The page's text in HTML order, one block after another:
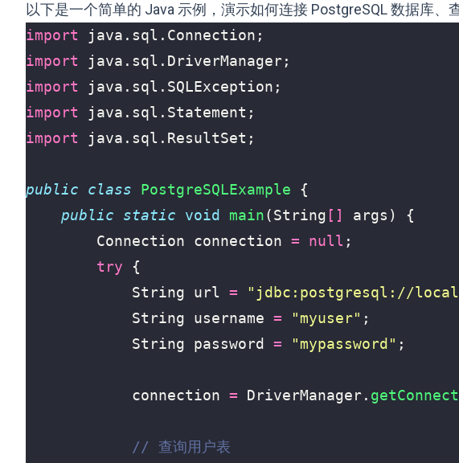
以下是一个简单的 Java 示例，演示如何连接 PostgreSQL 数据库、
import
java.sql.Connection ;
import
java.sql.DriverManager;
import
java.sql.SQLException ;
import
java.sql.Statement ;
import
java.sql.ResultSet ;
public class PostgreSQLExample
{
public
static void main(String [] args )
{
Connection
connection = null ;
try
{
String
url = "jdbc:postgresql://
String
username = "myuser" ;
String
password = "mypassword" ;
connection = DriverManager.
// 查询用户表